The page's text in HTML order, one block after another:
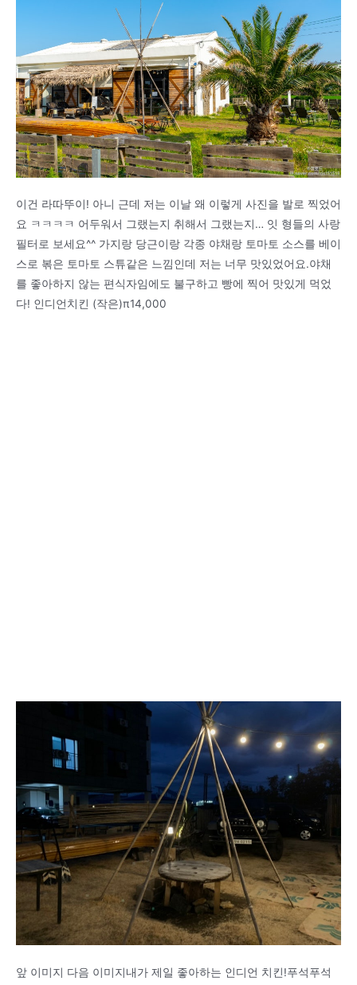
이건 라따뚜이! 아니 근데 저는 이날 왜 이렇게 사진을 발로 찍었어
요 ㅋㅋㅋㅋ 어두워서 그랬는지 취해서 그랬는지… 잇 형들의 사랑
필터로 보세요^^ 가지랑 당근이랑 각종 야채랑 토마토 소스를 베이
스로 볶은 토마토 스튜같은 느낌인데 저는 너무 맛있었어요.야채
를 좋아하지 않는 편식자임에도 불구하고 빵에 찍어 맛있게 먹었
다! 인디언치킨 (작은)π14,000
앞 이미지 다음 이미지내가 제일 좋아하는 인디언 치킨!푸석푸석